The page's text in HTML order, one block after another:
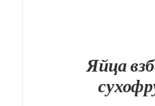
Яйца